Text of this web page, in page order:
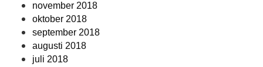
november 2018
oktober 2018
september 2018
augusti 2018
juli 2018